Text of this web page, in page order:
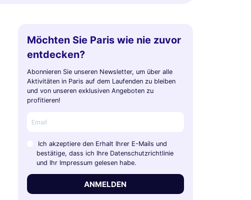
Möchten Sie Paris wie nie zuvor
entdecken?
Abonnieren Sie unseren Newsletter, um über alle
Aktivitäten in Paris auf dem Laufenden zu bleiben
und von unseren exklusiven Angeboten zu
profitieren!
Ich akzeptiere den Erhalt Ihrer E-Mails und
bestätige, dass ich Ihre Datenschutzrichtlinie
und Ihr Impressum gelesen habe.
ANMELDEN